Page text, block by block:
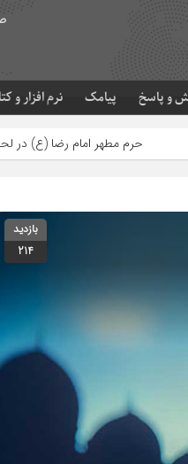
و پاسخ پیامک نرم افزار و
امام رضا (ع) در لحظه تحویل سال
بازدید
214